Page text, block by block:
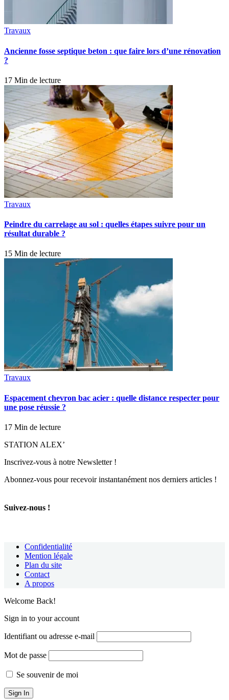
Travaux
Ancienne fosse septique beton : que faire lors d’une rénovation
?
17 Min de lecture
Travaux
Peindre du carrelage au sol : quelles étapes suivre pour un
résultat durable ?
15 Min de lecture
Travaux
Espacement chevron bac acier : quelle distance respecter pour
une pose réussie ?
17 Min de lecture
STATION ALEX’
Inscrivez-vous à notre Newsletter !
Abonnez-vous pour recevoir instantanément nos derniers articles !
Suivez-nous !
Confidentialité
Mention légale
Plan du site
Contact
A propos
Welcome Back!
Sign in to your account
Identifiant ou adresse e-mail
Mot de passe
Se souvenir de moi